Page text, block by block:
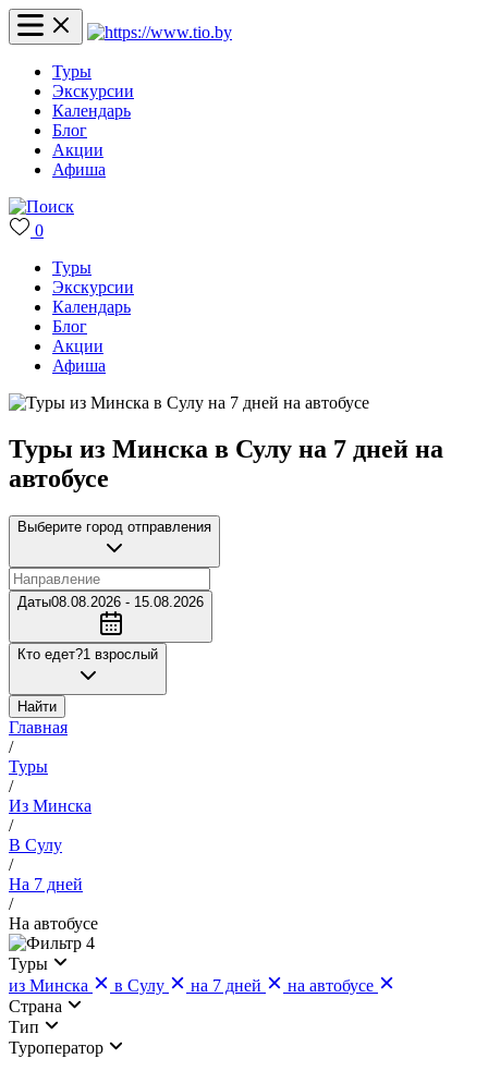
Туры
Экскурсии
Календарь
Блог
Акции
Афиша
0
Туры
Экскурсии
Календарь
Блог
Акции
Афиша
Туры из Минска в Сулу на 7 дней на
автобусе
Выберите город отправления
Даты08.08.2026 - 15.08.2026
Кто едет?1 взрослый
Найти
Главная
/
Туры
/
Из Минска
/
В Сулу
/
На 7 дней
/
На автобусе
4
Туры
из Минска
в Сулу на 7 дней
на автобусе
Страна
Тип
Туроператор